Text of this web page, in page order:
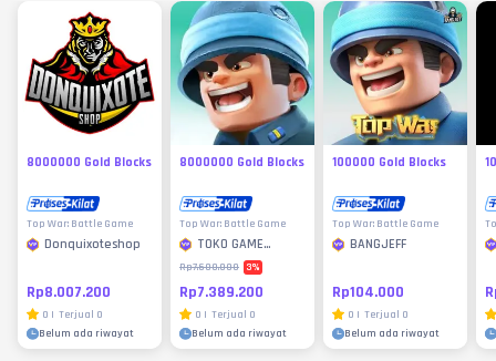
8000000 Gold Blocks
Top War: Battle Game
Donquixoteshop
Rp8.007.200
0 | Terjual 0
Belum ada riwayat
8000000 Gold Blocks
Top War: Battle Game
TOKO GAME
MURAH
Rp7.600.000 3%
Rp7.389.200
0 | Terjual 0
Belum ada riwayat
100000 Gold Blocks
Top War: Battle Game
BANGJEFF
Rp104.000
0 | Terjual 0
Belum ada riwayat